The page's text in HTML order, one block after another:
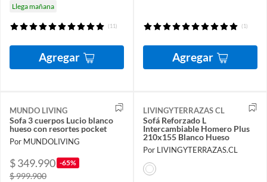
Llega mañana
(11)
Agregar
(1)
Agregar
MUNDO LIVING
Sofa 3 cuerpos Lucio blanco
hueso con resortes pocket
Por MUNDOLIVING
$ 349.990 -65%
$ 999.900
LIVINGYTERRAZAS CL
Sofá Reforzado L
Intercambiable Homero Plus
210x155 Blanco Hueso
Por LIVINGYTERRAZAS.CL